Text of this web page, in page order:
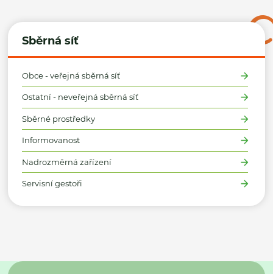
Sběrná síť
Obce - veřejná sběrná síť
Ostatní - neveřejná sběrná síť
Sběrné prostředky
Informovanost
Nadrozměrná zařízení
Servisní gestoři